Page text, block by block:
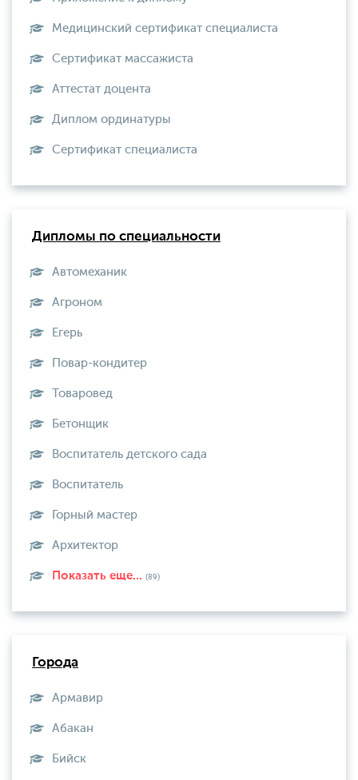
Медицинский сертификат специалиста
Сертификат массажиста
Аттестат доцента
Диплом ординатуры
Сертификат специалиста
Дипломы по специальности
Автомеханик
Агроном
Егерь
Повар-кондитер
Товаровед
Бетонщик
Воспитатель детского сада
Воспитатель
Горный мастер
Архитектор
Показать еще... (89)
Города
Армавир
Абакан
Бийск